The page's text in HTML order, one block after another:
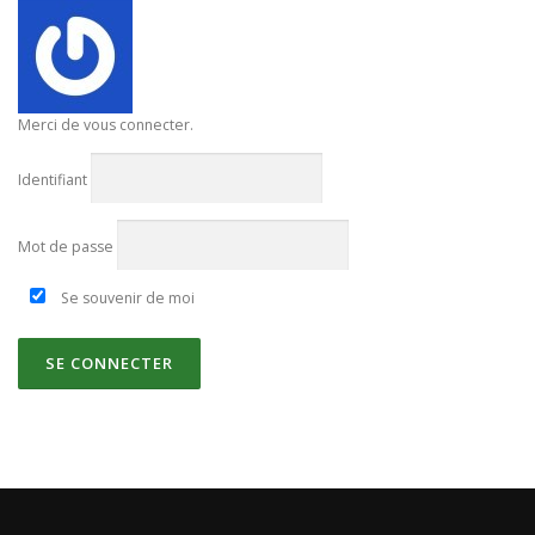
Merci de vous connecter.
Identifiant
Mot de passe
Se souvenir de moi